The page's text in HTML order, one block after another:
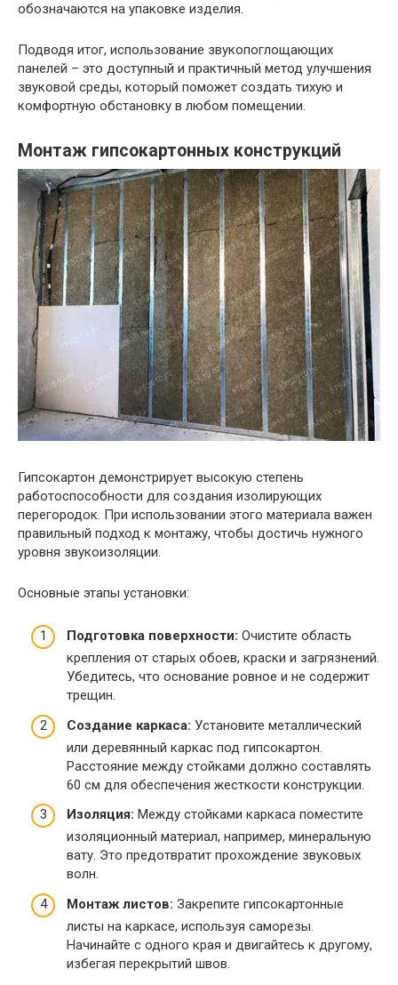
обозначаются на упаковке изделия.
Подводя итог, использование звукопоглощающих
панелей – это доступный и практичный метод улучшения
звуковой среды, который поможет создать тихую и
комфортную обстановку в любом помещении.
Монтаж гипсокартонных конструкций
Гипсокартон демонстрирует высокую степень
работоспособности для создания изолирующих
перегородок. При использовании этого материала важен
правильный подход к монтажу, чтобы достичь нужного
уровня звукоизоляции.
Основные этапы установки:
Подготовка поверхности: Очистите область
крепления от старых обоев, краски и загрязнений.
Убедитесь, что основание ровное и не содержит
трещин.
Создание каркаса: Установите металлический
или деревянный каркас под гипсокартон.
Расстояние между стойками должно составлять
60 см для обеспечения жесткости конструкции.
Изоляция: Между стойками каркаса поместите
изоляционный материал, например, минеральную
вату. Это предотвратит прохождение звуковых
волн.
Монтаж листов: Закрепите гипсокартонные
листы на каркасе, используя саморезы.
Начинайте с одного края и двигайтесь к другому,
избегая перекрытий швов.